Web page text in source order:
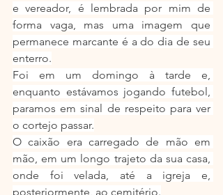
e vereador, é lembrada por mim de
forma vaga, mas uma imagem que
permanece marcante é a do dia de seu
enterro.
Foi em um domingo à tarde e,
enquanto estávamos jogando futebol,
paramos em sinal de respeito para ver
o cortejo passar.
O caixão era carregado de mão em
mão, em um longo trajeto da sua casa,
onde foi velada, até a igreja e,
posteriormente, ao cemitério.